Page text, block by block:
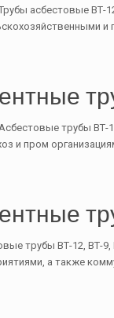
асбестовые
трубы
и пром
трубы ВТ-12, ВТ-
а также